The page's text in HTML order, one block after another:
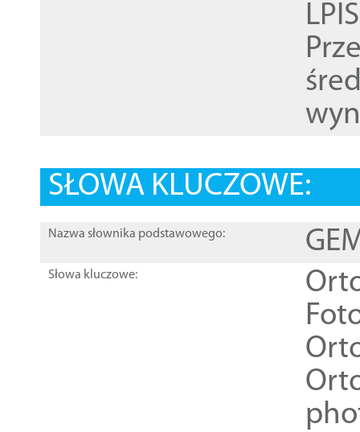
SŁOWA KLUCZOWE:
Nazwa słownika podstawowego:
Słowa kluczowe: